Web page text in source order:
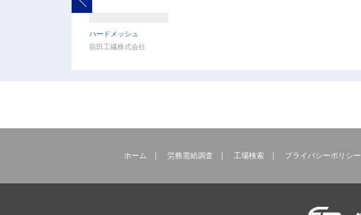
ハードメッシュ
前田工繊株式会社
ホーム 労務需給調査 工場検索 プライバシーポリシー